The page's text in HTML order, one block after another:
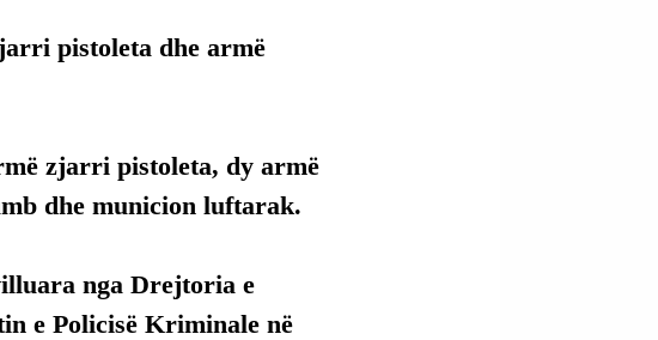
pistoleta dhe armë
zjarri pistoleta, dy armë
dhe municion luftarak.
nga Drejtoria e
e Policisë Kriminale në